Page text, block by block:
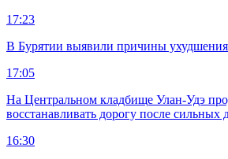
17:23
В Бурятии выявили причины ухудшения
17:05
На Центральном кладбище Улан-Удэ
восстанавливать дорогу после сильных
16:30